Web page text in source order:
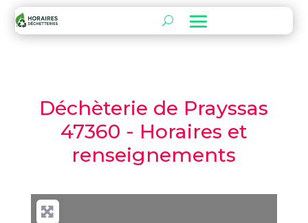
Déchèterie de Prayssas
47360 - Horaires et
renseignements